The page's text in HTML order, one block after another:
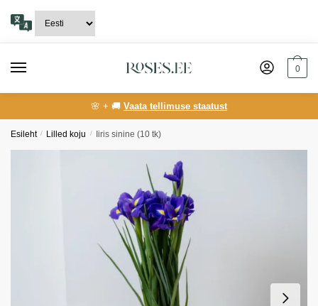
navigation
content
0
🌸 + 🚚 Vaata tellimuse staatust
Esileht / Lilled koju / Iiris sinine (10 tk)